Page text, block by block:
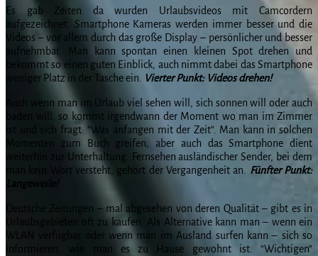
Es gab Zeiten da wurden Urlaubsvideos mit Camcordern
aufgezeichnet. Smartphone Kameras werden immer besser und die
Videos – vor allem durch das große Display – persönlicher und besser
aufnehmbar. Man kann spontan einen kleinen Spot drehen und
bekommt so einen guten Einblick, auch nimmt dabei das Smartphone
weniger Platz in der Tasche ein. Vierter Punkt: Videos drehen!
Auch wenn man im Urlaub viel sehen will, sich sonnen will oder auch
baden will, so kommt irgendwann der Moment wo man im Zimmer
ist und sich fragt: “Was anfangen mit der Zeit”. Man kann in solchen
Momenten zum Buch greifen, aber auch das Smartphone dient
weiterhin zur Unterhaltung. Fernsehen ausländischer Sender, bei dem
man kein Wort versteht, gehört der Vergangenheit an. Fünfter Punkt:
Deutsche Zeitungen – mal abgesehen von deren Qualität – gibt es in
Urlaubsgebieten oft zu kaufen. Als Alternative kann man – wenn ein
WLAN verfügbar oder wenn man im Ausland surfen kann – sich so
informieren, wie man es zu Hause gewohnt ist. “Wichtigen”